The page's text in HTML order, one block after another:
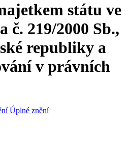
státu ve
č. 219/2000 Sb.,
republiky a
v právních
Úplné znění